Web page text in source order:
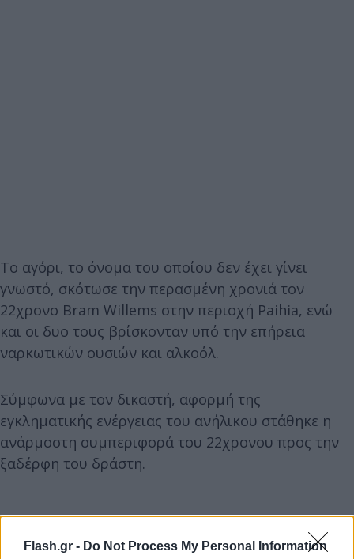
Flash.gr - Do Not Process My Personal Information
Το αγόρι, το όνομα του οποίου δεν έχει γίνει
γνωστό, σκότωσε την περασμένη χρονιά τον
22χρονο Bram Willems στην περιοχή Paihia, ενώ
και οι δυο τους βρίσκονταν υπό την επήρεια
ναρκωτικών ουσιών και αλκοόλ.
Σύμφωνα με τον δικαστή, αφορμή της
εγκληματικής ενέργειας του ανήλικου στάθηκε η
ανάρμοστη συμπεριφορά του 22χρονου προς την
ξαδέρφη του δράστη.